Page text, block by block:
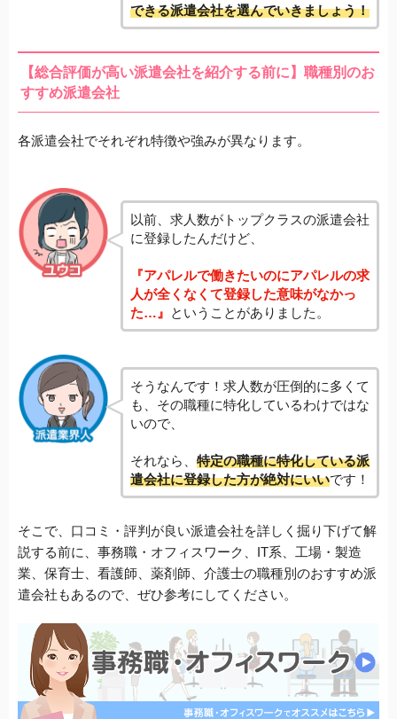
できる派遣会社を選んでいきましょう！
【総合評価が高い派遣会社を紹介する前に】職種別のお
すすめ派遣会社
各派遣会社でそれぞれ特徴や強みが異なります。
以前、求人数がトップクラスの派遣会社
に登録したんだけど、
『アパレルで働きたいのにアパレルの求
人が全くなくて登録した意味がなかっ
た…』 ということがありました。
そうなんです！求人数が圧倒的に多くて
も、その職種に特化しているわけではな
いので、
それなら、 特定の職種に特化している派
遣会社に登録した方が絶対にいいです！
そこで、口コミ・評判が良い派遣会社を詳しく掘り下げて解
説する前に、事務職・オフィスワーク、IT系、工場・製造
業、保育士、看護師、薬剤師、介護士の職種別のおすすめ派
遣会社もあるので、ぜひ参考にしてください。